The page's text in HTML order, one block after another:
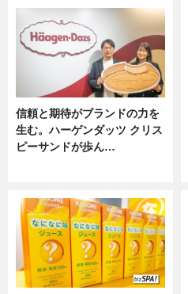
信頼と期待がブランドの力を
生む。ハーゲンダッツ クリス
ピーサンドが歩ん…